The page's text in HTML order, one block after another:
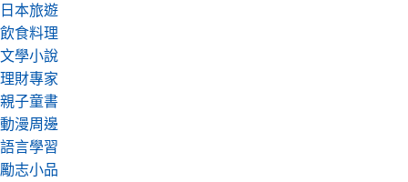
日本旅遊
飲食料理
文學小說
理財專家
親子童書
動漫周邊
語言學習
勵志小品